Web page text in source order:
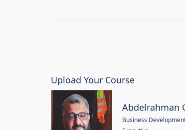
Upload Your Course
Abdelrahman
Business